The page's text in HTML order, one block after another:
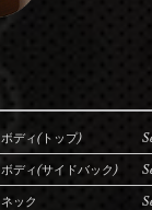
ボディ(トップ)
ボディ(サイドバック)
ネック